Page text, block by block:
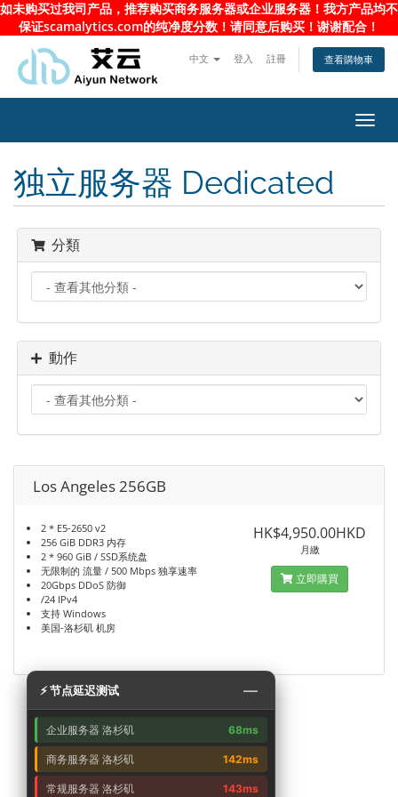
如未购买过我司产品，推荐购买商务服务器或企业服务器！我方产品均不
保证scamalytics.com的纯净度分数！请同意后购买！谢谢配合！
中文 登入 註冊 查看購物車
独立服务器 Dedicated
分類
動作
Los Angeles 256GB
2 * E5-2650 v2
256 GiB DDR3 内存
2 * 960 GiB / SSD系统盘
无限制的 流量 / 500 Mbps 独享速率
20Gbps DDoS 防御
/24 IPv4
支持 Windows
美国-洛杉矶 机房
HK$4,950.00HKD
月繳
立即購買
⚡ 节点延迟测试 —
企业服务器 洛杉矶 68ms
商务服务器 洛杉矶 142ms
常规服务器 洛杉矶 143ms